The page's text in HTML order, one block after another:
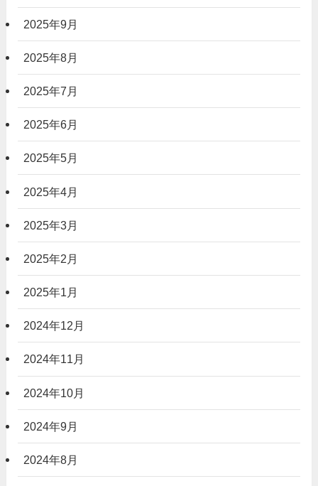
2025年9月
2025年8月
2025年7月
2025年6月
2025年5月
2025年4月
2025年3月
2025年2月
2025年1月
2024年12月
2024年11月
2024年10月
2024年9月
2024年8月